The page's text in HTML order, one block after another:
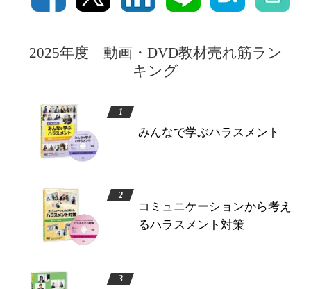
2025年度 動画・DVD教材売れ筋ラン
キング
みんなで学ぶハラスメント
コミュニケーションから考え
るハラスメント対策